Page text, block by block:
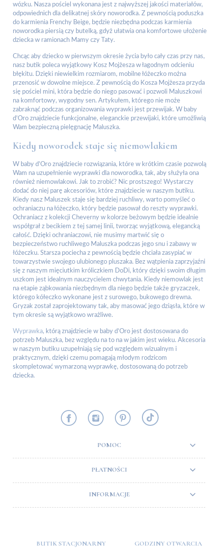
wózku. Nasza pościel wykonana jest z najwyższej jakości materiałów,
odpowiednich dla delikatnej skóry noworodka. Z pewnością poduszka
do karmienia Frenchy Beige, będzie niezbędna podczas karmienia
noworodka piersią czy butelką, gdyż ułatwia ona komfortowe ułożenie
dziecka w ramionach Mamy czy Taty.
Chcąc aby dziecko w pierwszym okresie życia było cały czas przy nas,
nasz butik poleca wyjątkowy Kosz Mojżesza w łagodnym odcieniu
błękitu. Dzięki niewielkim rozmiarom, mobilne łóżeczko można
przenosić w dowolne miejsce. Z pewnością do Kosza Mojżesza przyda
się pościel mini, która będzie do niego pasować i pozwoli Maluszkowi
na komfortowy, wygodny sen. Artykułem, którego nie może
zabraknąć podczas organizowania wyprawki jest przewijak. W baby
d’Oro znajdziecie funkcjonalne, eleganckie przewijaki, które umożliwią
Wam bezpieczną pielęgnację Maluszka.
Kiedy noworodek staje się niemowlakiem
W baby d’Oro znajdziecie rozwiązania, które w krótkim czasie pozwolą
Wam na uzupełnienie wyprawki dla noworodka, tak, aby służyła ona
również niemowlakowi. Jak to zrobić? Nic prostszego! Wystarczy
dodać do niej parę akcesoriów, które znajdziecie w naszym butiku.
Kiedy nasz Maluszek staje się bardziej ruchliwy, warto pomyśleć o
ochraniaczu na łóżeczko, który będzie pasował do reszty wyprawki.
Ochraniacz z kolekcji Cheverny w kolorze beżowym będzie idealnie
współgrał z becikiem z tej samej linii, tworząc wyjątkową, elegancką
całość. Dzięki ochraniaczowi, nie musimy martwić się o
bezpieczeństwo ruchliwego Maluszka podczas jego snu i zabawy w
łóżeczku. Starsza pociecha z pewnością będzie chciała zasypiać w
towarzystwie swojego ulubionego pluszaka. Bez wątpienia zaprzyjaźni
się z naszym mięciutkim króliczkiem DoDi, który dzięki swoim długim
uszkom jest idealnym nauczycielem chwytania. Kiedy niemowlak jest
na etapie ząbkowania niezbędnym dla niego będzie także gryzaczek,
którego kółeczko wykonane jest z surowego, bukowego drewna.
Gryzak został zaprojektowany tak, aby masować jego dziąsła, które w
tym okresie są wyjątkowo wrażliwe.
Wyprawka, którą znajdziecie w baby d’Oro jest dostosowana do
potrzeb Maluszka, bez względu na to na w jakim jest wieku. Akcesoria
w naszym butiku uzupełniają się pod względem wizualnym i
praktycznym, dzięki czemu pomagają młodym rodzicom
skompletować wymarzoną wyprawkę, dostosowaną do potrzeb
dziecka.
POMOC
PŁATNOŚCI
INFORMACJE
BUTIK STACJONARNY GODZINY OTWARCIA